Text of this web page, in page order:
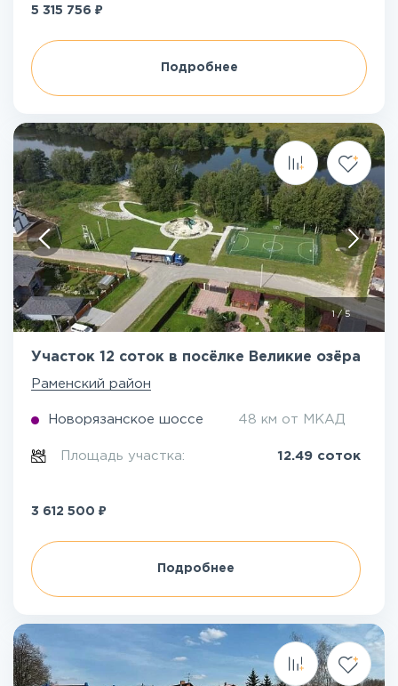
5 315 756 ₽
Подробнее
/ 5
Участок 12 соток в посёлке Великие озёра
Раменский район
Новорязанское шоссе 48 км от МКАД
Площадь участка: 12.49 соток
3 612 500 ₽
Подробнее